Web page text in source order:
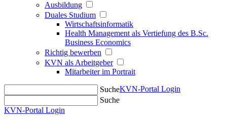
Ausbildung
Duales Studium
Wirtschaftsinformatik
Health Management als Vertiefung des B.Sc.
Business Economics
Richtig bewerben
KVN als Arbeitgeber
Mitarbeiter im Portrait
SucheKVN-Portal Login
Suche
KVN-Portal Login